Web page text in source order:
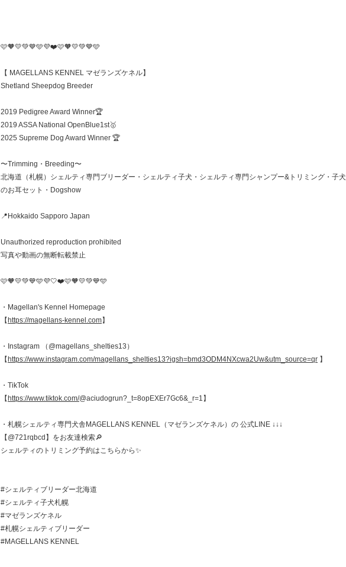
️🩷🧡💛💚💙🩵💜❤️🩷🧡💛💚💙🩵
【 MAGELLANS KENNEL マゼランズケネル】
Shetland Sheepdog Breeder
2019 Pedigree Award Winner🏆
2019 ASSA National OpenBlue1st🥇
2025 Supreme Dog Award Winner 🏆
〜Trimming・Breeding〜
北海道（札幌）シェルティ専門ブリーダー・シェルティ子犬・シェルティ専門シャンプー&トリミング・子犬
のお耳セット・Dogshow
📍Hokkaido Sapporo Japan
Unauthorized reproduction prohibited
写真や動画の無断転載禁止
🩷🧡💛💚💙🩵💜🤍❤️🩷🧡💛💚💙🩵
・Magellan's Kennel Homepage
【 https://magellans-kennel.com】
・Instagram （@magellans_shelties13）
【 https://www.instagram.com/magellans_shelties13?igsh=bmd3ODM4NXcwa2Uw&utm_source=qr 】
・TikTok
【 https://www.tiktok.com/@aciudogrun?_t=8opEXEr7Gc6&_r=1】
・札幌シェルティ専門犬舎MAGELLANS KENNEL（マゼランズケネル）の 公式LINE ↓↓↓
【@721rqbcd】をお友達検索🔎
シェルティのトリミング予約はこちらから✨
#シェルティブリーダー北海道
#シェルティ子犬札幌
#マゼランズケネル
#札幌シェルティブリーダー
#MAGELLANS KENNEL